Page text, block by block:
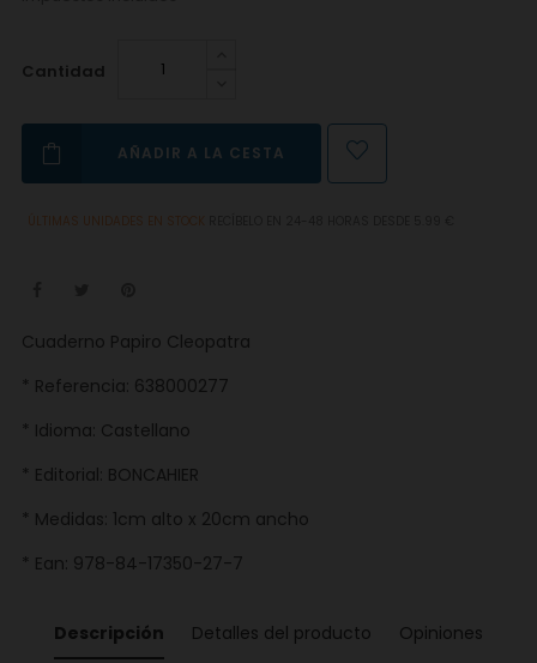
Cantidad
AÑADIR A LA CESTA
ÚLTIMAS UNIDADES EN STOCK
Cuaderno Papiro Cleopatra
* Referencia: 638000277
* Idioma: Castellano
* Editorial: BONCAHIER
* Medidas: 1cm alto x 20cm ancho
* Ean: 978-84-17350-27-7
Descripción Detalles del producto Opiniones